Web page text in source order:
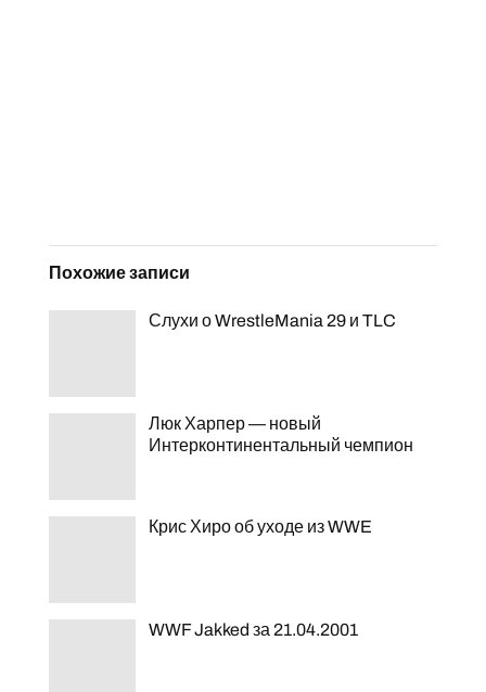
Похожие записи
Слухи о WrestleMania 29 и TLC
Люк Харпер — новый
Интерконтинентальный чемпион
Крис Хиро об уходе из WWE
WWF Jakked за 21.04.2001